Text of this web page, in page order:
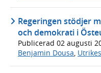
Regeringen stödjer
och demokrati i
Publicerad 02 augusti
Benjamin Dousa,